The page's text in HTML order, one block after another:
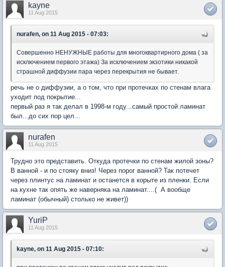
kayne
11 Aug 2015
nurafen, on 11 Aug 2015 - 07:03:
Совершенно НЕНУЖНЫЕ работы для многоквартирного дома ( за
исключением первого этажа) За исключением экзотики никакой
страшной диффузии пара через перекрытия не бывает.
речь не о диффузии, а о том, что при протечках по стенам влага
уходит под покрытие...
первый раз я так делал в 1998-м году...самый простой ламинат
был...до сих пор цел...
nurafen
11 Aug 2015
Трудно это представить. Откуда протечки по стенам жилой зоны?
В ванной - и по стояку вниз! Через порог ванной? Так потечет
через плинтус на ламинат и останется в корыте из пленки. Если
на кухне так опять же наверняка на ламинат....( А вообще
ламинат (обычный) столько не живет))
YuriP
11 Aug 2015
kayne, on 11 Aug 2015 - 07:10: